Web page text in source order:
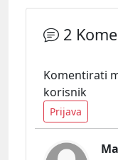
2
Komentirati
korisnik
Prijava